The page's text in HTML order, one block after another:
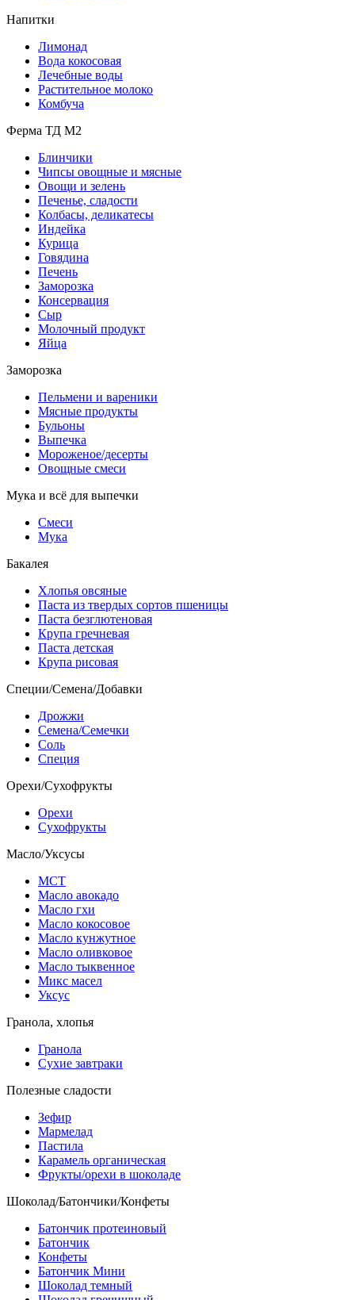
Напитки
Лимонад
Вода кокосовая
Лечебные воды
Растительное молоко
Комбуча
Ферма ТД М2
Блинчики
Чипсы овощные и мясные
Овощи и зелень
Печенье, сладости
Колбасы, деликатесы
Индейка
Курица
Говядина
Печень
Заморозка
Консервация
Сыр
Молочный продукт
Яйца
Заморозка
Пельмени и вареники
Мясные продукты
Бульоны
Выпечка
Мороженое/десерты
Овощные смеси
Мука и всё для выпечки
Смеси
Мука
Бакалея
Хлопья овсяные
Паста из твердых сортов пшеницы
Паста безглютеновая
Крупа гречневая
Паста детская
Крупа рисовая
Специи/Семена/Добавки
Дрожжи
Семена/Семечки
Соль
Специя
Орехи/Сухофрукты
Орехи
Сухофрукты
Масло/Уксусы
МСТ
Масло авокадо
Масло гхи
Масло кокосовое
Масло кунжутное
Масло оливковое
Масло тыквенное
Микс масел
Уксус
Гранола, хлопья
Гранола
Сухие завтраки
Полезные сладости
Зефир
Мармелад
Пастила
Карамель органическая
Фрукты/орехи в шоколаде
Шоколад/Батончики/Конфеты
Батончик протеиновый
Батончик
Конфеты
Батончик Мини
Шоколад темный